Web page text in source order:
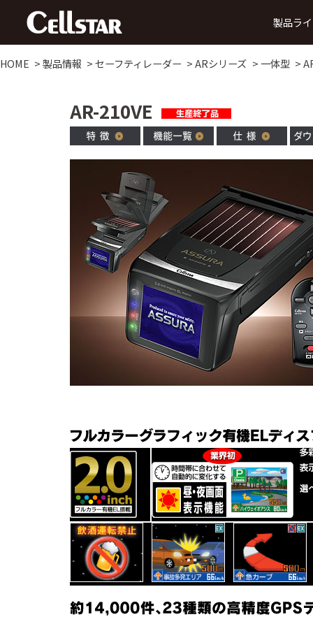
製品ラ
ドライブレコーダー
後方録画
タイプ
前方・後方録画
タイプ
360° 録画
タイプ
前方
タ
デジタルインナーミラー
後方・前方録画タイプ
GPSレシーバー レーダー探知
コラボモデル
その他製品
ーター ーター
MyCellstarで更新
SDカード購入で更新
HOME 製品情報 セーフティレーダー ARシリーズ 一体型
AR-210VE